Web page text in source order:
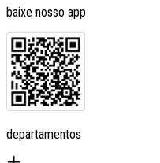
baixe nosso app
departamentos